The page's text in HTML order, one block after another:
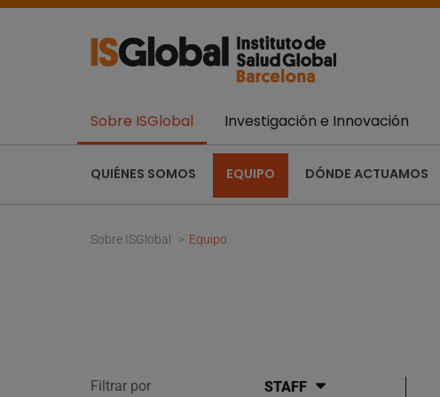
Sobre ISGlobal
QUIÉNES SOMOS EQUIPO DÓNDE ACTUAMOS
Investigación e Innovación
Sobre ISGlobal Equipo
Filtrar por STAFF